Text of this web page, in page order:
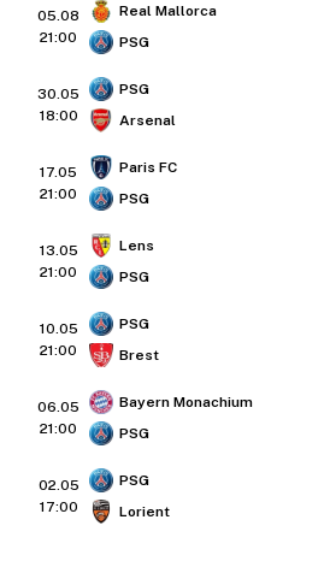
05.08
21:00
Real Mallorca
PSG
30.05
18:00
PSG
Arsenal
17.05
21:00
Paris FC
PSG
13.05
21:00
Lens
PSG
10.05
21:00
PSG
Brest
06.05
21:00
Bayern Monachium
PSG
02.05
17:00
PSG
Lorient